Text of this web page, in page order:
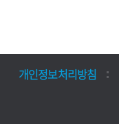
개인정보처리방침